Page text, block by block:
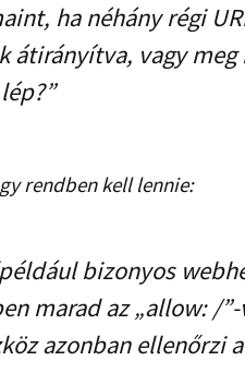
ha néhány régi
átirányítva, vagy
rendben kell lennie:
bizonyos
marad az „allow: /
azonban ellenőrzi